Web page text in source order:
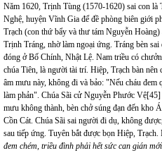
Năm 1620, Trịnh Tùng (1570-1620) sai con
Nghệ, huyện Vĩnh Gia để đề phòng biên giới
Trạch (con thứ bẩy và thư tám Nguyễn
Trịnh Tráng, nhờ làm ngoại ứng. Tráng bèn
đóng ở Bố Chính, Nhật Lệ. Nam triều có
chúa Tiên, là người tài trí. Hiệp, Trạch bàn
âm mưu này, không đi và bảo: "Nếu cháu
làm phản". Chúa Sãi cử Nguyễn Phước Vệ[45]
mưu không thành, bèn chở súng đạn đến kho
Cồn Cát. Chúa Sãi sai người đi dụ, không
sau tiếp ứng. Tuyên bắt được bọn Hiệp,
đem chém, triều đình phải hết sức can gián